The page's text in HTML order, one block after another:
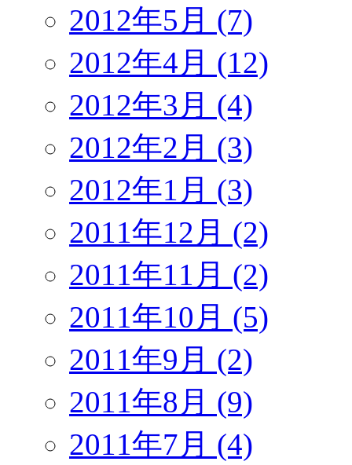
2012年5月 (7)
2012年4月 (12)
2012年3月 (4)
2012年2月 (3)
2012年1月 (3)
2011年12月 (2)
2011年11月 (2)
2011年10月 (5)
2011年9月 (2)
2011年8月 (9)
2011年7月 (4)